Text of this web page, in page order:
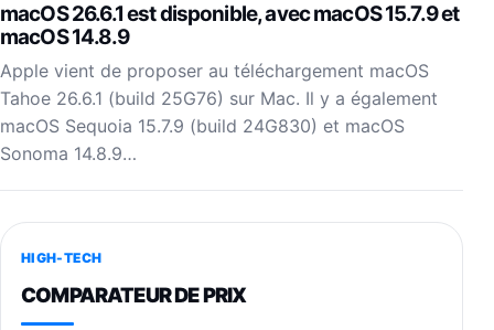
macOS 26.6.1 est disponible, avec macOS 15.7.9 et
macOS 14.8.9
Apple vient de proposer au téléchargement macOS
Tahoe 26.6.1 (build 25G76) sur Mac. Il y a également
macOS Sequoia 15.7.9 (build 24G830) et macOS
Sonoma 14.8.9…
HIGH-TECH
COMPARATEUR DE PRIX